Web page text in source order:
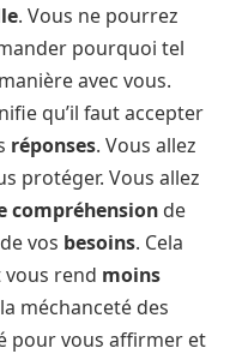
. Vous ne pourrez
pourquoi tel
avec vous.
qu’il faut accepter
réponses. Vous allez
protéger. Vous allez
compréhension de
vos besoins. Cela
rend moins
méchanceté des
pour vous affirmer et